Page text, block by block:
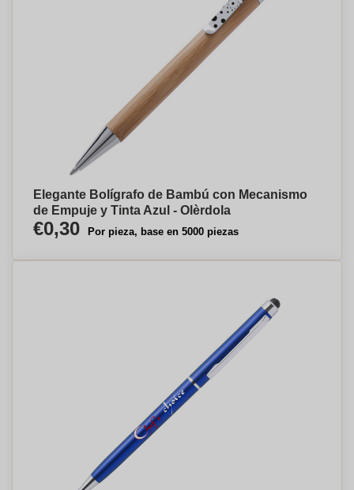
Elegante Bolígrafo de Bambú con Mecanismo
de Empuje y Tinta Azul - Olèrdola
€0,30 Por pieza, base en 5000 piezas